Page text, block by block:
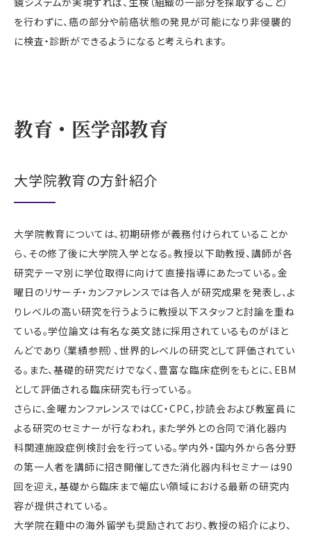
を行わずに、癌の部分や前癌状態の発見が可能になり非侵襲的
に検査・診断ができるようになると考えられます。
教育・医学部教育
大学院教育の方針紹介
大学院教育については、初期研修が義務付けられていることか
ら、その修了後に大学院入学となる。教授以下助教授、講師が各
研究テーマ別に学位取得に向けて直接指導にあたっている。金
曜日のリサーチ・カンファレンスでは各人が研究成果を発表し、よ
りレベルの高い研究を行うように教授以下スタッフと討論を重ね
ている。学位論文は有名な英文誌に採用されているものがほと
んどであり（業績参照）、世界的レベルの研究として評価されてい
る。また、基礎的研究だけでなく、豊富な臨床症例をもとに、EBM
として評価される臨床研究も行っている。
さらに、金曜カンファレンスではCC・CPC，抄読会および教室員に
よる研究のセミナーが行なわれ，また学外との合同で消化器内
科関連施設症例検討会を行っている。学内外・国内外から各分野
の第一人者を講師に招き開催してきた消化器内科セミナーは90
回を迎え，基礎から臨床まで幅広い領域における最新の研究内
容が提供されている。
大学院在籍中の海外留学も奨励されており、教授の紹介により、